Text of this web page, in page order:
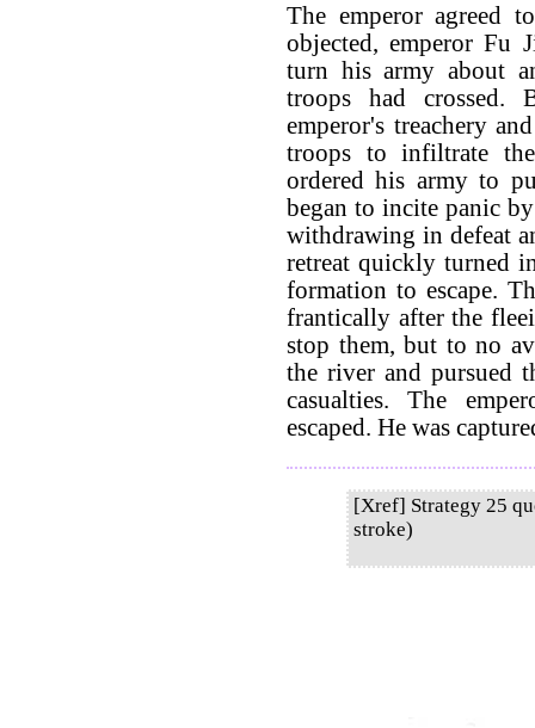
The emperor agreed
objected, emperor Fu
turn his army about
troops had crossed.
emperor's treachery
troops to infiltrate
ordered his army to
began to incite panic
withdrawing in defeat
retreat quickly turned
formation to escape.
frantically after the
stop them, but to no
the river and pursued
casualties. The
escaped. He was
[Xref] Strategy 25
stroke)